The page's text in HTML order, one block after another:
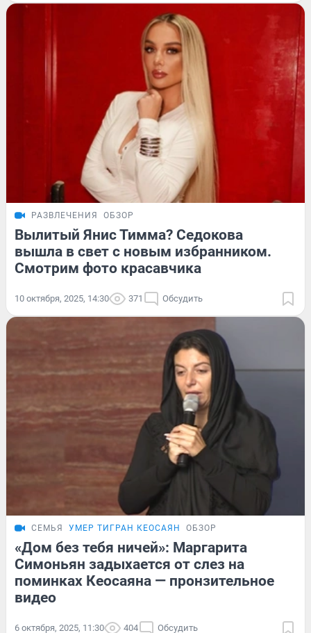
РАЗВЛЕЧЕНИЯ ОБЗОР
Вылитый Янис Тимма? Седокова
вышла в свет с новым избранником.
Смотрим фото красавчика
10 октября, 2025, 14:30 371 Обсудить
СЕМЬЯ УМЕР ТИГРАН КЕОСАЯН ОБЗОР
«Дом без тебя ничей»: Маргарита
Симоньян задыхается от слез на
поминках Кеосаяна — пронзительное
видео
6 октября, 2025, 11:30 404 Обсудить